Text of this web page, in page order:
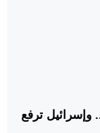
ترفع